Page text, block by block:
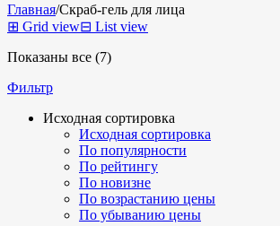
Главная/Скраб-гель для лица
⊞ Grid view⊟ List view
Показаны все (7)
Фильтр
Исходная сортировка
Исходная сортировка
По популярности
По рейтингу
По новизне
По возрастанию цены
По убыванию цены